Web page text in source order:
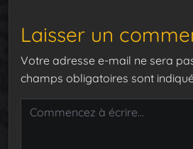
Laisser un
Votre adresse e-mail ne sera
champs obligatoires sont